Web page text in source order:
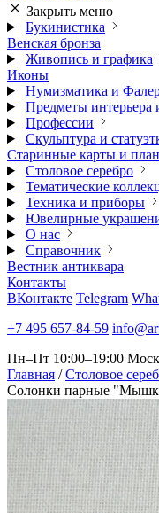
Закрыть меню
Букинистика
Венская бронза
Живопись и графика
Иконы
Нумизматика и
Предметы интерьера
Профессии
Скульптура и
Старинные карты и
Столовое серебро
Тематические
Техника и приборы
Ювелирные
О нас
Справочник
Вестник антиквара
Контакты
ВКонтакте Telegram
+7 495 657-84-59
Пн–Пт 10:00–19:00
Главная / Столовое
Солонки парные